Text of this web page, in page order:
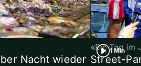
Nacht wieder
1 Min
«Ein Tag im
Street-